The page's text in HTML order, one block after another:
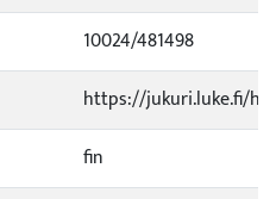
10024/481498
https://jukuri.luke.fi/
fin